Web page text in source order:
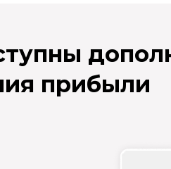
прибыли